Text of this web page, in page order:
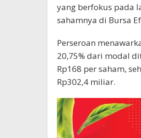
yang berfokus pada
sahamnya di Bursa
Perseroan
20,75% dari modal
Rp168 per saham,
Rp302,4 miliar.